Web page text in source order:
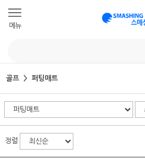
메뉴
골프 퍼팅매트
정렬